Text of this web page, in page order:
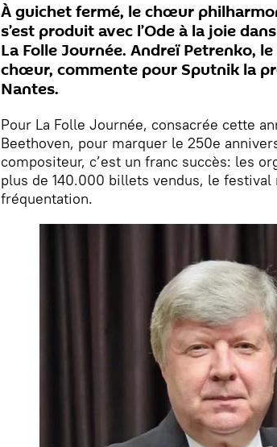
À guichet fermé, le chœur
s’est produit avec l’Ode à la joie
La Folle Journée. Andreï Petrenko,
chœur, commente pour Sputnik la
Nantes.
Pour La Folle Journée, consacrée cette
Beethoven, pour marquer le 250e
compositeur, c’est un franc succès: les
plus de 140.000 billets vendus, le
fréquentation.